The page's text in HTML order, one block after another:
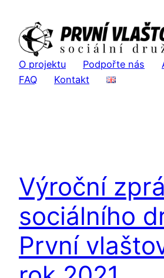
obsah
O projektu
Podpořte nás
FAQ
Kontakt
Výroční
sociálního
První